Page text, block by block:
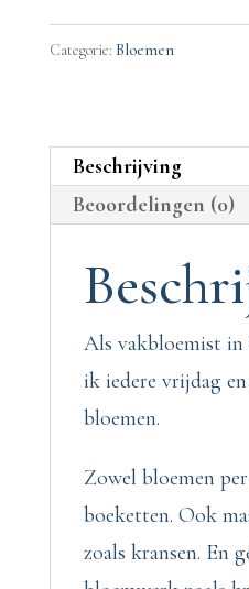
aantal
Categorie: Bloemen
Beschrijving
Beoordelingen (0)
Als vakbloemist
ik iedere vrijdag
bloemen.
Zowel bloemen
boeketten. Ook
zoals kransen. En